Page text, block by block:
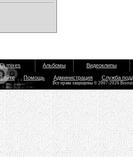
Dj mixes Альбомы Видеоклипы
Помощь Администрация Служба
Все права защищены © 2007-2026